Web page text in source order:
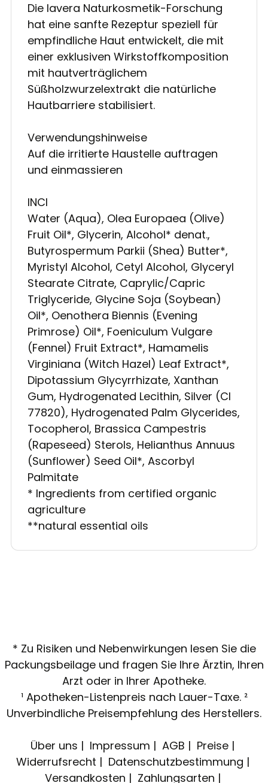
Die lavera Naturkosmetik-Forschung
hat eine sanfte Rezeptur speziell für
empfindliche Haut entwickelt, die mit
einer exklusiven Wirkstoffkomposition
mit hautverträglichem
Süßholzwurzelextrakt die natürliche
Hautbarriere stabilisiert.
Verwendungshinweise
Auf die irritierte Haustelle auftragen
und einmassieren
INCI
Water (Aqua), Olea Europaea (Olive)
Fruit Oil*, Glycerin, Alcohol* denat.,
Butyrospermum Parkii (Shea) Butter*,
Myristyl Alcohol, Cetyl Alcohol, Glyceryl
Stearate Citrate, Caprylic/Capric
Triglyceride, Glycine Soja (Soybean)
Oil*, Oenothera Biennis (Evening
Primrose) Oil*, Foeniculum Vulgare
(Fennel) Fruit Extract*, Hamamelis
Virginiana (Witch Hazel) Leaf Extract*,
Dipotassium Glycyrrhizate, Xanthan
Gum, Hydrogenated Lecithin, Silver (CI
77820), Hydrogenated Palm Glycerides,
Tocopherol, Brassica Campestris
(Rapeseed) Sterols, Helianthus Annuus
(Sunflower) Seed Oil*, Ascorbyl
Palmitate
* Ingredients from certified organic
agriculture
**natural essential oils
* Zu Risiken und Nebenwirkungen lesen Sie die
Packungsbeilage und fragen Sie Ihre Ärztin, Ihren
Arzt oder in Ihrer Apotheke.
¹ Apotheken-Listenpreis nach Lauer-Taxe. ²
Unverbindliche Preisempfehlung des Herstellers.
Über uns Impressum AGB
Preise
Widerrufsrecht
Datenschutzbestimmung
Versandkosten
Zahlungsarten